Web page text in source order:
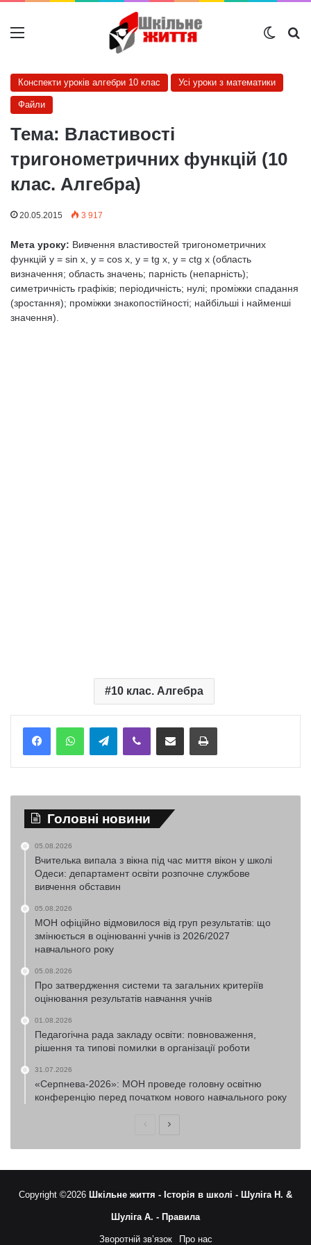
Меню
Конспекти уроків алгебри 10 клас Усі уроки з математики
Файли
Тема: Властивості
тригонометричних функцій (10
клас. Алгебра)
20.05.2015 3 917
Мета уроку: Вивчення властивостей тригонометричних
функцій у = sin х, у = cos х, у = tg х, у = ctg x (область
визначення; область значень; парність (непарність);
симетричність графіків; періодичність; нулі; проміжки спадання
(зростання); проміжки знакопостійності; найбільші і найменші
значення).
10 клас. Алгебра
TelegramViber Надіслати електронною поштоюНадрукувати
Головні новини
05.08.2026
Вчителька випала з вікна під час миття вікон у школі
Одеси: департамент освіти розпочне службове
вивчення обставин
05.08.2026
МОН офіційно відмовилося від груп результатів: що
змінюється в оцінюванні учнів із 2026/2027
навчального року
05.08.2026
Про затвердження системи та загальних критеріїв
оцінювання результатів навчання учнів
01.08.2026
Педагогічна рада закладу освіти: повноваження,
рішення та типові помилки в організації роботи
31.07.2026
«Серпнева-2026»: МОН проведе головну освітню
конференцію перед початком нового навчального року
ПопередняНаступна
Copyright ©2026 Шкільне життя - Історія в школі - Шуліга Н. &
Шуліга А. - Правила
Зворотній зв’язок Про нас